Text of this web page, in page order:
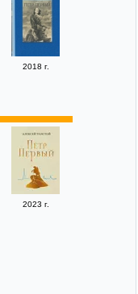
2018 г.
2023 г.